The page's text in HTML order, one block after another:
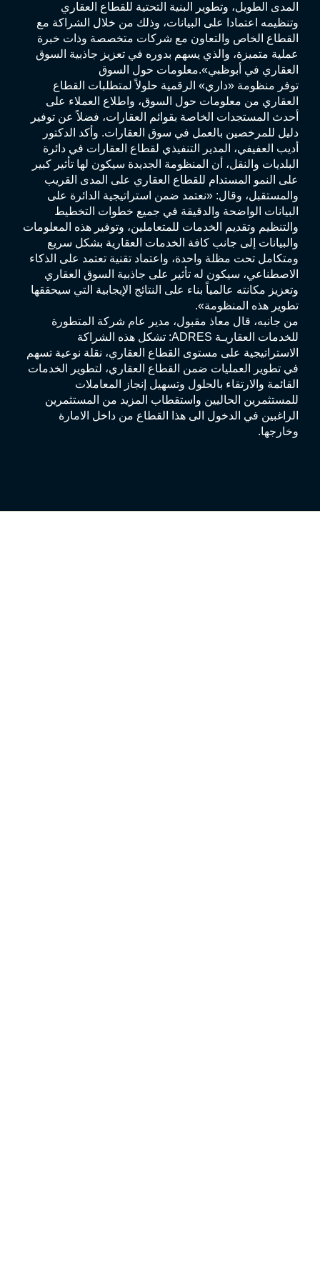
المدى الطويل، وتطوير البنية التحتية للقطاع العقاري
وتنظيمه اعتمادا على البيانات، وذلك من خلال الشراكة مع
القطاع الخاص والتعاون مع شركات متخصصة وذات خبرة
عملية متميزة، والذي يسهم بدوره في تعزيز جاذبية السوق
العقاري في أبوظبي».معلومات حول السوق
توفر منظومة «داري» الرقمية حلولاً لمتطلبات القطاع
العقاري من معلومات حول السوق، واطلاع العملاء على
أحدث المستجدات الخاصة بقوائم العقارات، فضلاً عن توفير
دليل للمرخصين بالعمل في سوق العقارات. وأكد الدكتور
أديب العفيفي، المدير التنفيذي لقطاع العقارات في دائرة
البلديات والنقل، أن المنظومة الجديدة سيكون لها تأثير كبير
على النمو المستدام للقطاع العقاري على المدى القريب
والمستقبل، وقال: «نعتمد ضمن استراتيجية الدائرة على
البيانات الواضحة والدقيقة في جميع خطوات التخطيط
والتنظيم وتقديم الخدمات للمتعاملين، وتوفير هذه المعلومات
والبيانات إلى جانب كافة الخدمات العقارية بشكل سريع
ومتكامل تحت مظلة واحدة، واعتماد تقنية تعتمد على الذكاء
الاصطناعي، سيكون له تأثير على جاذبية السوق العقاري
وتعزيز مكانته عالمياً بناء على النتائج الإيجابية التي سيحققها
تطوير هذه المنظومة».
من جانبه، قال معاذ مقبول، مدير عام شركة المتطورة
للخدمات العقاريـة ADRES: تشكل هذه الشراكة
الاستراتيجية على مستوى القطاع العقاري، نقلة نوعية تسهم
في تطوير العمليات ضمن القطاع العقاري، لتطوير الخدمات
القائمة والارتقاء بالحلول وتسهيل إنجاز المعاملات
للمستثمرين الحاليين واستقطاب المزيد من المستثمرين
الراغبين في الدخول الى هذا القطاع من داخل الامارة
وخارجها.